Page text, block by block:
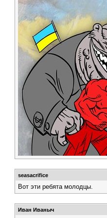
seasacrifice
Вот эти ребята молодцы.
Иван Иваныч